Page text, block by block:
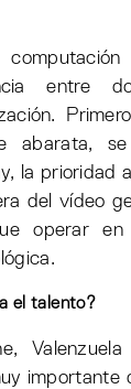
entre
abarata,
la prioridad
del vídeo
operar
el talento?
importante